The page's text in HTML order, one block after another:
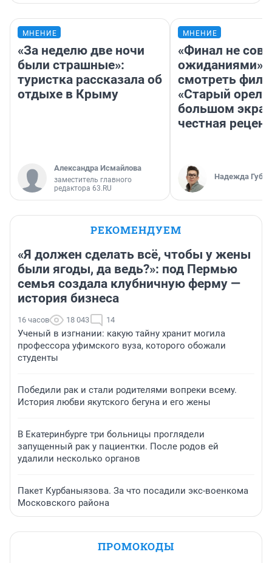
МНЕНИЕ
«За неделю две ночи
были страшные»:
туристка рассказала об
отдыхе в Крыму
Александра Исмайлова
заместитель главного
редактора 63.RU
МНЕНИЕ
«Финал не
ожиданиями»:
смотреть
«Старый орел»
большом
честная
Надежда
РЕКОМЕНДУЕМ
«Я должен сделать всё, чтобы у жены
были ягоды, да ведь?»: под Пермью
семья создала клубничную ферму —
история бизнеса
16 часов 18 043 14
Ученый в изгнании: какую тайну хранит могила
профессора уфимского вуза, которого обожали
студенты
Победили рак и стали родителями вопреки всему.
История любви якутского бегуна и его жены
В Екатеринбурге три больницы проглядели
запущенный рак у пациентки. После родов ей
удалили несколько органов
Пакет Курбаныязова. За что посадили экс-военкома
Московского района
ПРОМОКОДЫ